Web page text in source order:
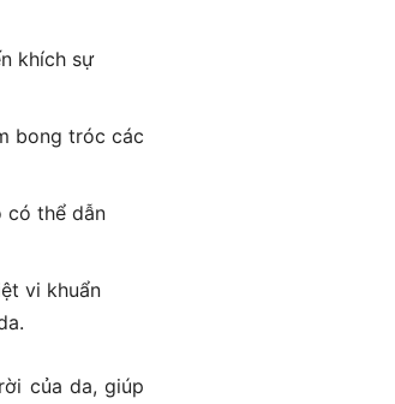
khích sự
bong tróc các
có thể dẫn
vi khuẩn
của da, giúp